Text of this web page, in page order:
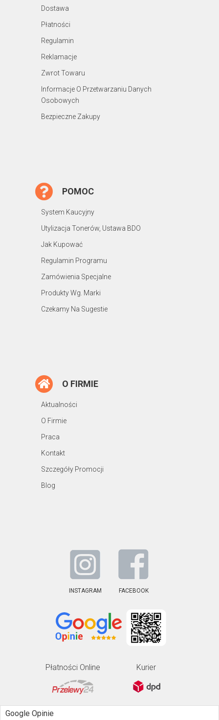
Dostawa
Płatności
Regulamin
Reklamacje
Zwrot Towaru
Informacje O Przetwarzaniu Danych
Osobowych
Bezpieczne Zakupy
POMOC
System Kaucyjny
Utylizacja Tonerów, Ustawa BDO
Jak Kupować
Regulamin Programu
Zamówienia Specjalne
Produkty Wg. Marki
Czekamy Na Sugestie
O FIRMIE
Aktualności
O Firmie
Praca
Kontakt
Szczegóły Promocji
Blog
INSTAGRAM FACEBOOK
Płatności Online Kurier
Google Opinie